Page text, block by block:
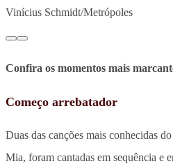
Vinícius Schmidt/Metrópoles
Confira os momentos mais
Começo arrebatador
Duas das canções mais conhecidas
Mia, foram cantadas em sequência e